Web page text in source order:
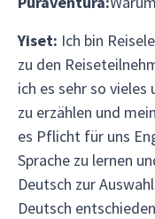
Yiset: Ich bin
zu den
ich es sehr so vieles
zu erzählen und
es Pflicht für uns
Sprache zu lernen
Deutsch zur
Deutsch